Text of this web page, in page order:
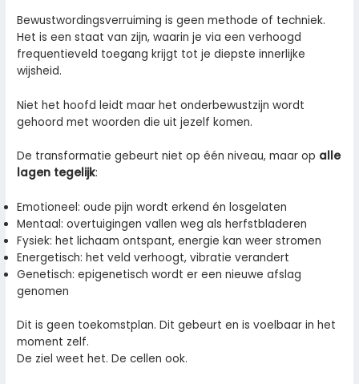
Bewustwordingsverruiming is geen methode of techniek.
Het is een staat van zijn, waarin je via een verhoogd
frequentieveld toegang krijgt tot je diepste innerlijke
wijsheid.
Niet het hoofd leidt maar het onderbewustzijn wordt
gehoord met woorden die uit jezelf komen.
De transformatie gebeurt niet op één niveau, maar op alle
lagen tegelijk:
Emotioneel: oude pijn wordt erkend én losgelaten
Mentaal: overtuigingen vallen weg als herfstbladeren
Fysiek: het lichaam ontspant, energie kan weer stromen
Energetisch: het veld verhoogt, vibratie verandert
Genetisch: epigenetisch wordt er een nieuwe afslag
genomen
Dit is geen toekomstplan. Dit gebeurt en is voelbaar in het
moment zelf.
De ziel weet het. De cellen ook.